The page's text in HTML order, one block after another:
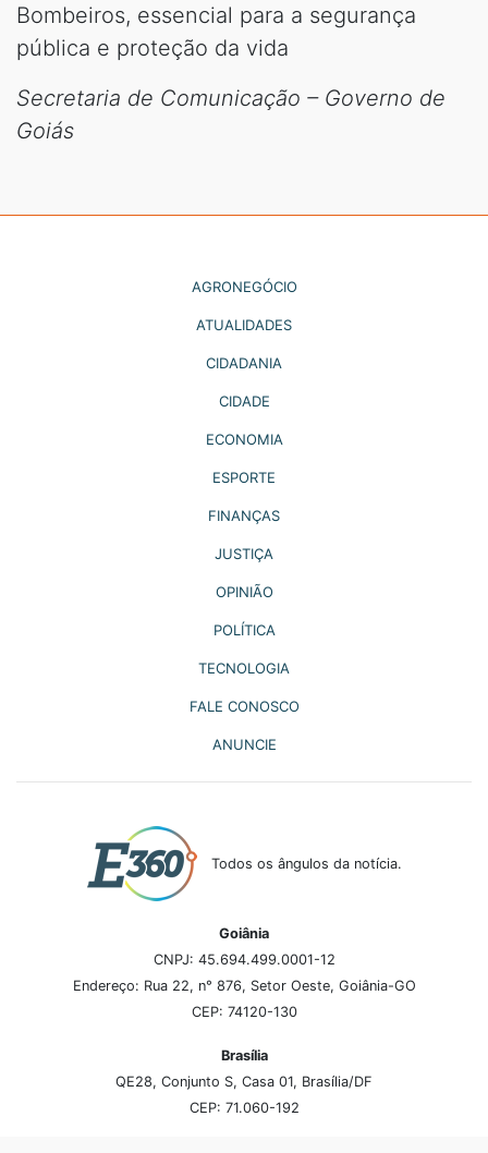
Bombeiros, essencial para a segurança
pública e proteção da vida
Secretaria de Comunicação – Governo de
Goiás
AGRONEGÓCIO
ATUALIDADES
CIDADANIA
CIDADE
ECONOMIA
ESPORTE
FINANÇAS
JUSTIÇA
OPINIÃO
POLÍTICA
TECNOLOGIA
FALE CONOSCO
ANUNCIE
Todos os ângulos da notícia.
Goiânia
CNPJ: 45.694.499.0001-12
Endereço: Rua 22, n° 876, Setor Oeste, Goiânia-GO
CEP: 74120-130
Brasília
QE28, Conjunto S, Casa 01, Brasília/DF
CEP: 71.060-192